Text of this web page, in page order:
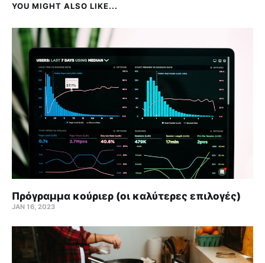
YOU MIGHT ALSO LIKE...
Πρόγραμμα κούριερ (οι καλύτερες επιλογές)
JAN 16, 2023